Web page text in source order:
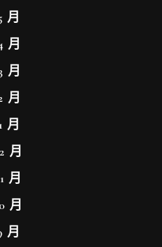
月
月
月
月
月
月
月
月
月